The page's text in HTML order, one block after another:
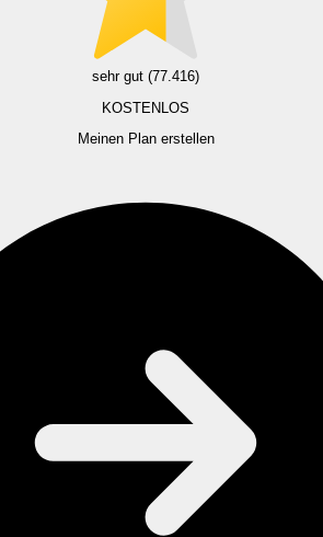
sehr gut (77.416)
KOSTENLOS
Meinen Plan erstellen